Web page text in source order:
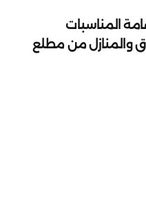
المناسبات
والمنازل من مطلع